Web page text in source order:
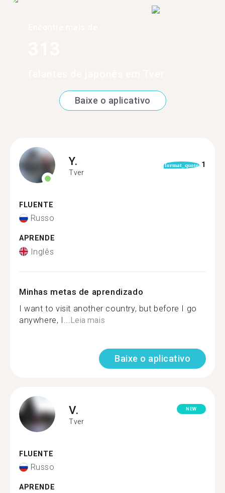
Baixe o aplicativo
Y.
Tver
format_quote 1
FLUENTE
Russo
APRENDE
Inglês
Minhas metas de aprendizado
I want to visit another country, but before I go
anywhere, I... Leia mais
Baixe o aplicativo
V.
Tver
NEW
FLUENTE
Russo
APRENDE